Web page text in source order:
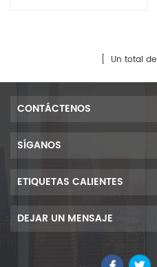
[ Un total de
CONTÁCTENOS
SÍGANOS
ETIQUETAS CALIENTES
DEJAR UN MENSAJE